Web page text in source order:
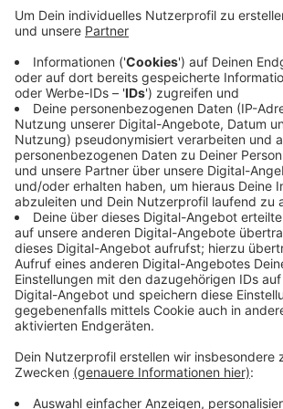
Schulreferentin Beate Haude. Sie
mehr miteinander, die
sich und man erfahre interessante
jeweils anderen Konfession.
katholische Lehrkräfte wechseln
Die Schulen müssen das bei der
beantragen.Mehr dazu
Veröffentlicht:Mittwoch, 11.09.2024 09:47
Anzeige
Anzeige